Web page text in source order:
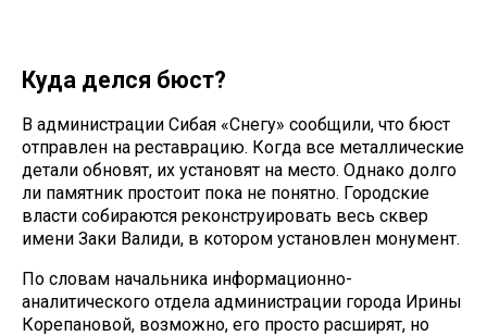
Куда делся бюст?
В администрации Сибая «Снегу» сообщили, что бюст
отправлен на реставрацию. Когда все металлические
детали обновят, их установят на место. Однако долго
ли памятник простоит пока не понятно. Городские
власти собираются реконструировать весь сквер
имени Заки Валиди, в котором установлен монумент.
По словам начальника информационно-
аналитического отдела администрации города Ирины
Корепановой, возможно, его просто расширят, но